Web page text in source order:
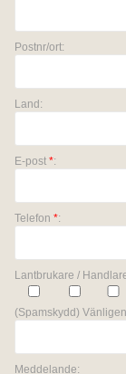
Postnr/ort:
Land:
E-post *:
Telefon *:
Lantbrukare /
(Spamskydd)
Meddelande: